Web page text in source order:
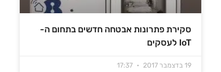
סקירת פתרונות אבטחה חדשים בתחום ה-
IoT לעסקים
19 בדצמבר 2017